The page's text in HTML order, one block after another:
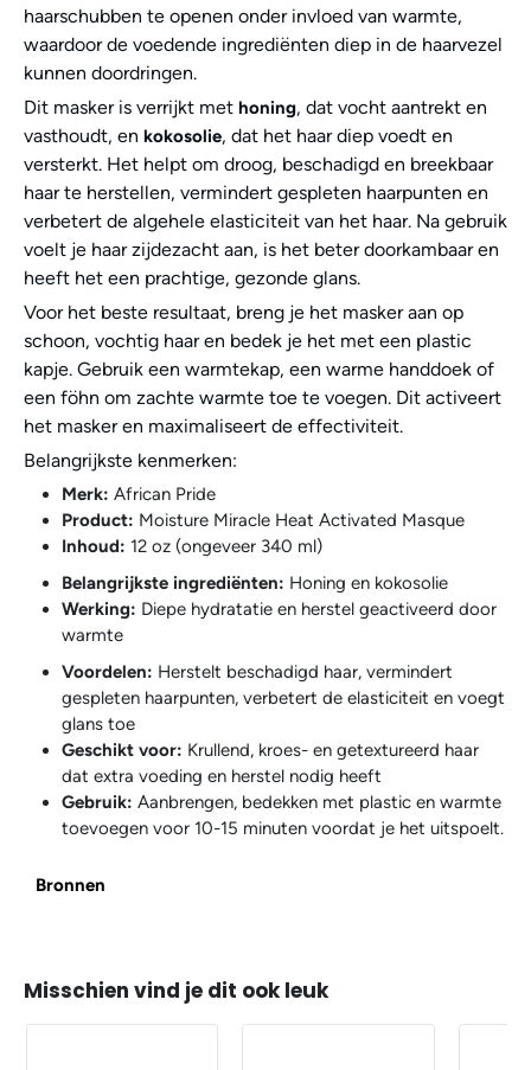
haarschubben te openen onder invloed van warmte,
waardoor de voedende ingrediënten diep in de haarvezel
kunnen doordringen.
Dit masker is verrijkt met honing, dat vocht aantrekt en
vasthoudt, en kokosolie, dat het haar diep voedt en
versterkt. Het helpt om droog, beschadigd en breekbaar
haar te herstellen, vermindert gespleten haarpunten en
verbetert de algehele elasticiteit van het haar. Na gebruik
voelt je haar zijdezacht aan, is het beter doorkambaar en
heeft het een prachtige, gezonde glans.
Voor het beste resultaat, breng je het masker aan op
schoon, vochtig haar en bedek je het met een plastic
kapje. Gebruik een warmtekap, een warme handdoek of
een föhn om zachte warmte toe te voegen. Dit activeert
het masker en maximaliseert de effectiviteit.
Belangrijkste kenmerken:
Merk: African Pride
Product: Moisture Miracle Heat Activated Masque
Inhoud: 12 oz (ongeveer 340 ml)
Belangrijkste ingrediënten: Honing en kokosolie
Werking: Diepe hydratatie en herstel geactiveerd door
warmte
Voordelen: Herstelt beschadigd haar, vermindert
gespleten haarpunten, verbetert de elasticiteit en voegt
glans toe
Geschikt voor: Krullend, kroes- en getextureerd haar
dat extra voeding en herstel nodig heeft
Gebruik: Aanbrengen, bedekken met plastic en warmte
toevoegen voor 10-15 minuten voordat je het uitspoelt.
Bronnen
Misschien vind je dit ook leuk